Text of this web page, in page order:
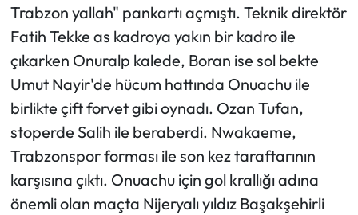
Trabzon yallah" pankartı açmıştı. Teknik direktör
Fatih Tekke as kadroya yakın bir kadro ile
çıkarken Onuralp kalede, Boran ise sol bekte
Umut Nayir'de hücum hattında Onuachu ile
birlikte çift forvet gibi oynadı. Ozan Tufan,
stoperde Salih ile beraberdi. Nwakaeme,
Trabzonspor forması ile son kez taraftarının
karşısına çıktı. Onuachu için gol krallığı adına
önemli olan maçta Nijeryalı yıldız Başakşehirli